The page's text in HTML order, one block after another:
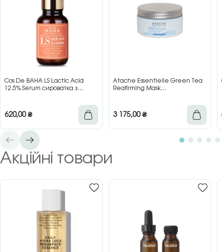
Cos De BAHA LS Lactic Acid
12.5% Serum сироватка з
620,00₴
Atache Essentielle Green Tea
Reafirming Mask
3 175,00₴
Акційні товари